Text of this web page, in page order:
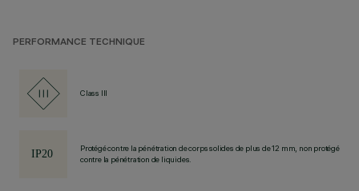
PERFORMANCE TECHNIQUE
Class III
Protégé contre la pénétration de corps solides de plus de 12 mm, non protégé
contre la pénétration de liquides.